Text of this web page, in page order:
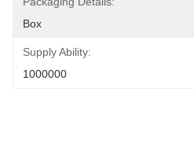
Box
Supply Ability:
1000000